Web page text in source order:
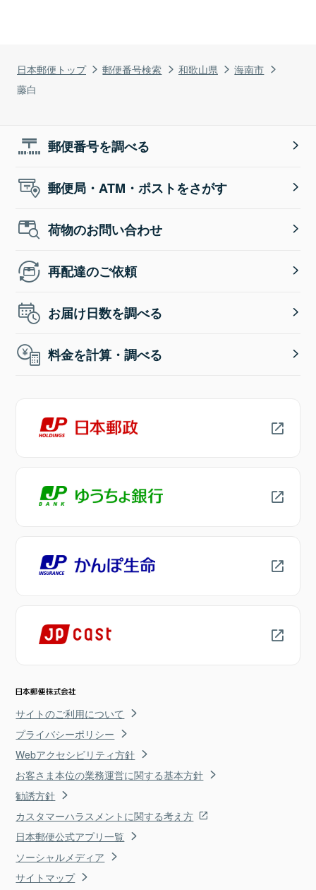
日本郵便トップ 郵便番号検索 和歌山県
海南市
藤白
郵便番号を調べる
郵便局・ATM・ポストをさがす
荷物のお問い合わせ
再配達のご依頼
お届け日数を調べる
料金を計算・調べる
サイトのご利用について
プライバシーポリシー
Webアクセシビリティ方針
お客さま本位の業務運営に関する基本方針
勧誘方針
カスタマーハラスメントに関する考え方
日本郵便公式アプリ一覧
ソーシャルメディア
サイトマップ